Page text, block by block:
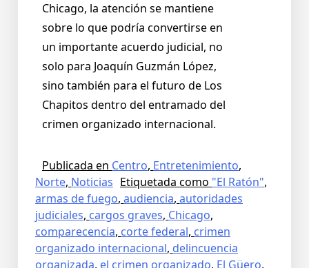
Chicago, la atención se mantiene
sobre lo que podría convertirse en
un importante acuerdo judicial, no
solo para Joaquín Guzmán López,
sino también para el futuro de Los
Chapitos dentro del entramado del
crimen organizado internacional.
Publicada en Centro, Entretenimiento,
Norte, Noticias Etiquetada como "El Ratón",
armas de fuego, audiencia, autoridades
judiciales, cargos graves, Chicago,
comparecencia, corte federal, crimen
organizado internacional, delincuencia
organizada, el crimen organizado, El Güero,